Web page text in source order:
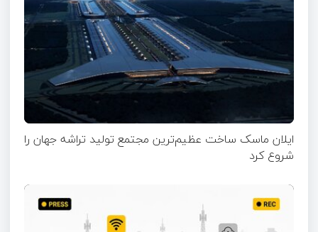
ایلان ماسک ساخت عظیم‌ترین مجتمع تولید تراشه جهان را
شروع کرد